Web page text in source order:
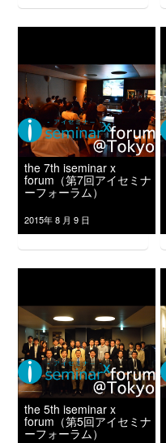
the 7th iseminar x
forum（第7回アイセミナ
ーフォーラム）
2015年 8 月 9 日
the 5th iseminar x
forum（第5回アイセミナ
ーフォーラム）